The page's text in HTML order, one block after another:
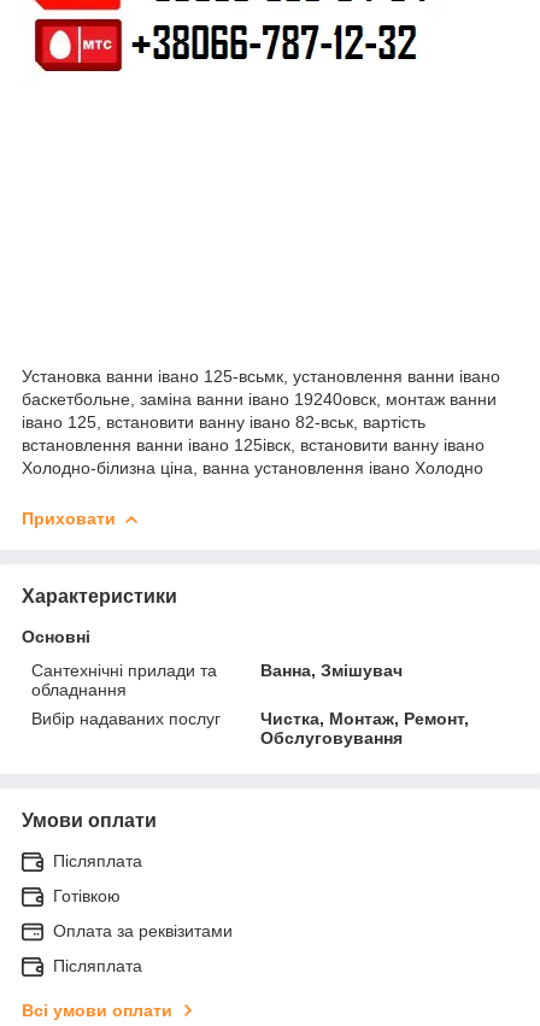
Установка ванни івано 125-всьмк, установлення ванни івано
баскетбольне, заміна ванни івано 19240овск, монтаж ванни
івано 125, встановити ванну івано 82-вськ, вартість
встановлення ванни івано 125івск, встановити ванну івано
Холодно-білизна ціна, ванна установлення івано Холодно
Приховати
Характеристики
Основні
Сантехнічні прилади та
обладнання
Ванна, Змішувач
Вибір надаваних послуг
Чистка, Монтаж, Ремонт,
Обслуговування
Умови оплати
Післяплата
Готівкою
Оплата за реквізитами
Післяплата
Всі умови оплати